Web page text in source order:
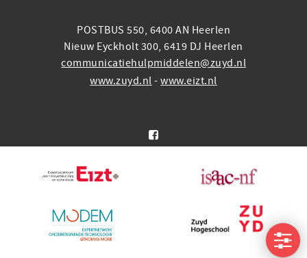
POSTBUS 550, 6400 AN Heerlen
Nieuw Eyckholt 300, 6419 DJ Heerlen
communicatiehulpmiddelen@zuyd.nl
www.zuyd.nl -www.eizt.nl